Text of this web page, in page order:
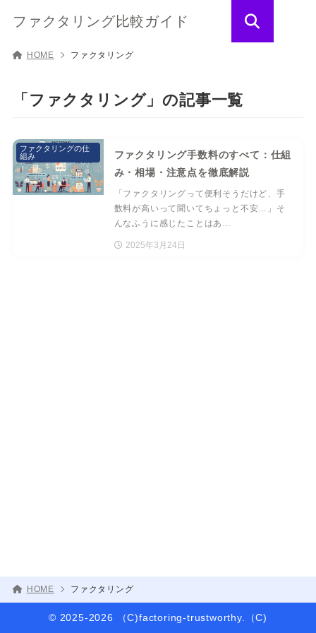
ファクタリング比較ガイド
HOME ファクタリング
「ファクタリング」の記事一覧
ファクタリング手数料のすべて：仕組
み・相場・注意点を徹底解説
「ファクタリングって便利そうだけど、手
数料が高いって聞いてちょっと不安…」そ
んなふうに感じたことはあ…
2025年3月24日
ファクタリングの仕
組み
HOME ファクタリング
© 2025-2026 （C)factoring-trustworthy.（C)